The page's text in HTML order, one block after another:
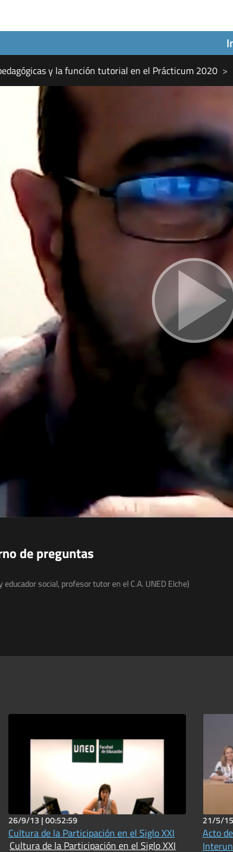
y la función tutorial en el Prácticum 2020
de preguntas
educador social, profesor tutor en el C.A. UNED Elche)
26/9/13 |00:52:59
Cultura de la Participación en el Siglo XXI
Cultura de la Participación en el Siglo XXI
21/5/
Acto